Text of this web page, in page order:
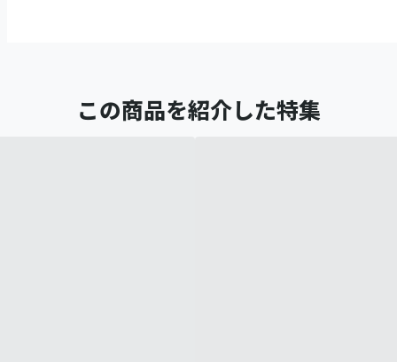
この商品を紹介した特集